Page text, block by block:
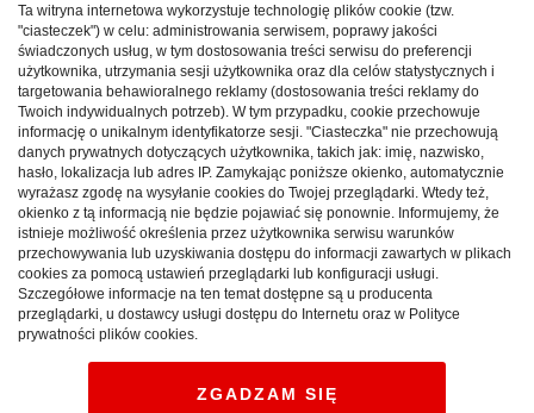
LUBELSKIE:
Cechą wyróżniającą Firlej spośród
szeregu gmin regionu są walory przyrodniczo -
krajobrazowe. Dzięki specyficznemu
mikroklimatowi lasów sosnowych i atrakcyjnej
lokalizacji, gmina posiada wielki potencjał
rozwoju turystyki. Brak przemysłu i ośrodków
miejskich był czynnikiem powodującym, iż
tutejszy krajobraz nie uległ degradacji. Umiejętne i
racjonalne inwestowanie nie niszczy środowiska
naturalnego, lecz sprzyja podnoszeniu standardu
życia mieszkańców oraz rozbudowie bazy
turystycznej.
Ta witryna internetowa wykorzystuje technologię plików cookie (tzw.
"ciasteczek") w celu: administrowania serwisem, poprawy jakości
świadczonych usług, w tym dostosowania treści serwisu do preferencji
użytkownika, utrzymania sesji użytkownika oraz dla celów statystycznych i
targetowania behawioralnego reklamy (dostosowania treści reklamy do
Twoich indywidualnych potrzeb). W tym przypadku, cookie przechowuje
informację o unikalnym identyfikatorze sesji. "Ciasteczka" nie przechowują
danych prywatnych dotyczących użytkownika, takich jak: imię, nazwisko,
hasło, lokalizacja lub adres IP. Zamykając poniższe okienko, automatycznie
wyrażasz zgodę na wysyłanie cookies do Twojej przeglądarki. Wtedy też,
okienko z tą informacją nie będzie pojawiać się ponownie. Informujemy, że
istnieje możliwość określenia przez użytkownika serwisu warunków
przechowywania lub uzyskiwania dostępu do informacji zawartych w plikach
cookies za pomocą ustawień przeglądarki lub konfiguracji usługi.
Szczegółowe informacje na ten temat dostępne są u producenta
przeglądarki, u dostawcy usługi dostępu do Internetu oraz w Polityce
prywatności plików cookies.
ZGADZAM SIĘ